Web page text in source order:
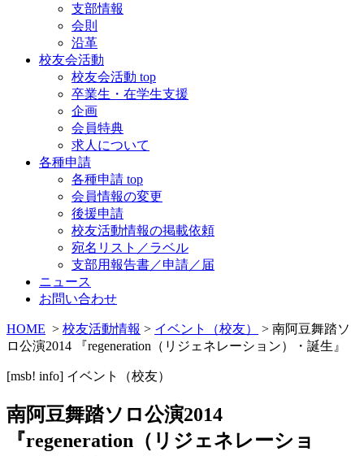
支部情報
会則
沿革
校友会活動
校友会活動 top
卒業生・在学生支援
企画
会員特典
求人について
各種申請
各種申請 top
会員情報の変更
後援申請
校友活動情報の掲載依頼
宛名リスト／ラベル
支部用報告書／申請／届
ニュース
お問い合わせ
HOME > 校友活動情報 > イベント（校友）
> 南阿豆舞踏ソ
ロ公演2014 『regeneration（リジェネレーション）・誕生』
[msb! info] イベント（校友）
南阿豆舞踏ソロ公演2014
『regeneration（リジェネレーショ